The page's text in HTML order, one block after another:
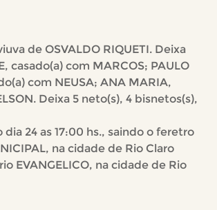
de OSVALDO RIQUETI. Deixa
casado(a) com MARCOS; PAULO
com NEUSA; ANA MARIA,
Deixa 5 neto(s), 4 bisnetos(s),
24 as 17:00 hs., saindo o feretro
na cidade de Rio Claro
EVANGELICO, na cidade de Rio